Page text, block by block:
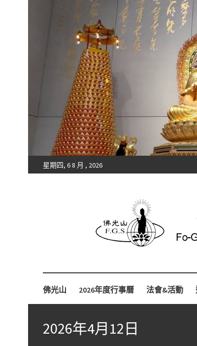
星期四, 6 8 月 , 2026
佛光山 2026年度行事曆 法會&活動
2026年4月12日